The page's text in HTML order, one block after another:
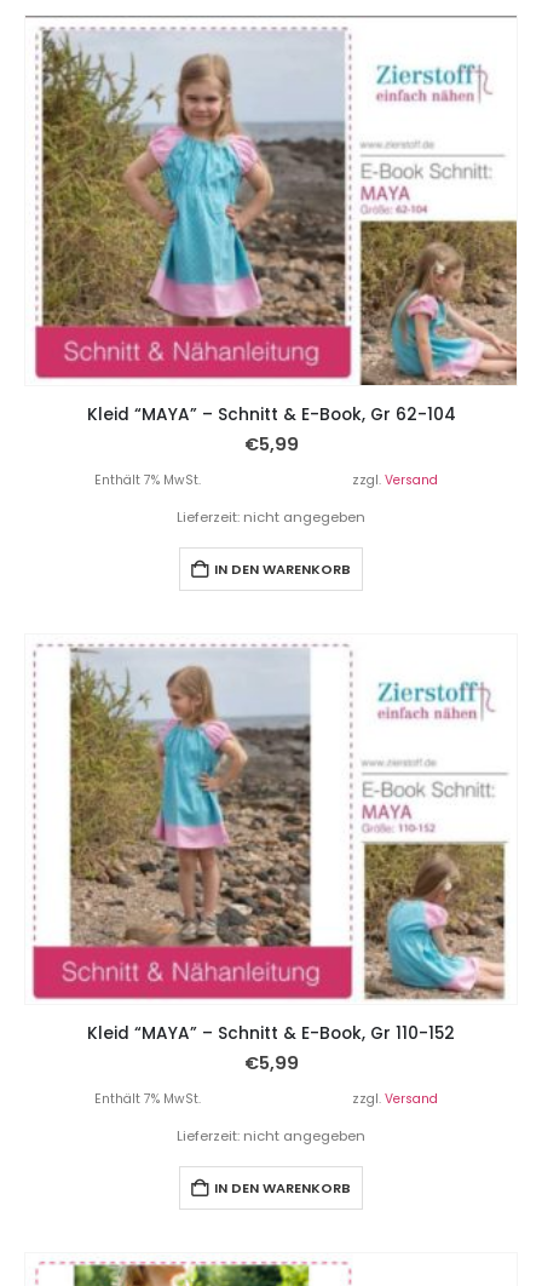
Kleid “MAYA” – Schnitt & E-Book, Gr 62-104
€5,99
Enthält 7% MwSt. zzgl. Versand
Lieferzeit: nicht angegeben
IN DEN WARENKORB
Kleid “MAYA” – Schnitt & E-Book, Gr 110-152
€5,99
Enthält 7% MwSt. zzgl. Versand
Lieferzeit: nicht angegeben
IN DEN WARENKORB